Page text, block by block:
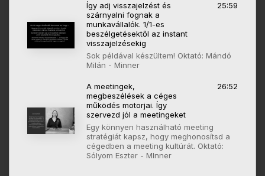
Így adj visszajelzést és
szárnyalni fognak a
munkavállalók. 1/1-es
beszélgetésektől az instant
visszajelzésekig
25:59
Sok példával készültem! Oktató: Mándó
Milán - Minner
A meetingek,
megbeszélések a céges
működés motorjai. Így
szervezd jól a meetingeket
26:52
Egy könnyen használható meeting
stratégiát kapsz, hogy meghonosítsd a
cégedben a meeting kultúrát. Oktató:
Sólyom Eszter - MInner